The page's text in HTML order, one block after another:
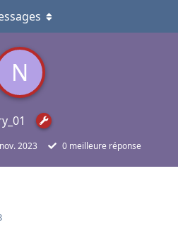
N
2023 0 meilleure réponse